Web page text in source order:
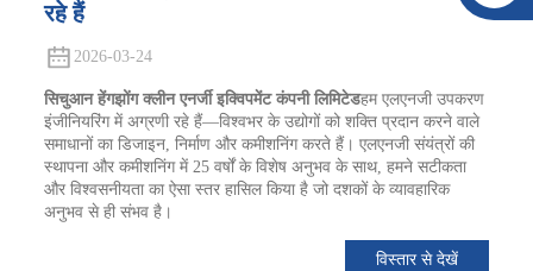
रहे हैं
2026-03-24
सिचुआन हेंगझोंग क्लीन एनर्जी इक्विपमेंट कंपनी लिमिटेडहम एलएनजी उपकरण
इंजीनियरिंग में अग्रणी रहे हैं—विश्वभर के उद्योगों को शक्ति प्रदान करने वाले
समाधानों का डिजाइन, निर्माण और कमीशनिंग करते हैं। एलएनजी संयंत्रों की
स्थापना और कमीशनिंग में 25 वर्षों के विशेष अनुभव के साथ, हमने सटीकता
और विश्वसनीयता का ऐसा स्तर हासिल किया है जो दशकों के व्यावहारिक
अनुभव से ही संभव है।
विस्तार से देखें